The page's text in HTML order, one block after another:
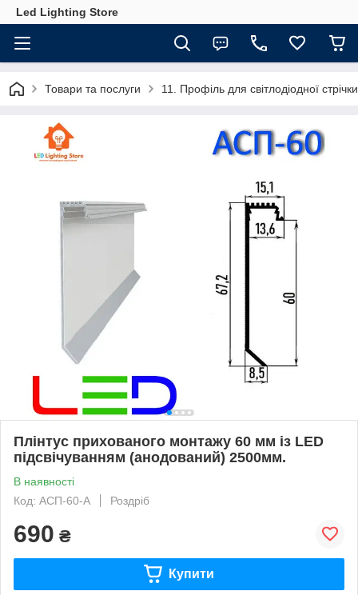
Led Lighting Store
Товари та послуги 11. Профіль для світлодіодної стрічки
Плінтус прихованого монтажу 60 мм із LED
підсвічуванням (анодований) 2500мм.
В наявності
Код: АСП-60-А
Роздріб
690 ₴
Купити